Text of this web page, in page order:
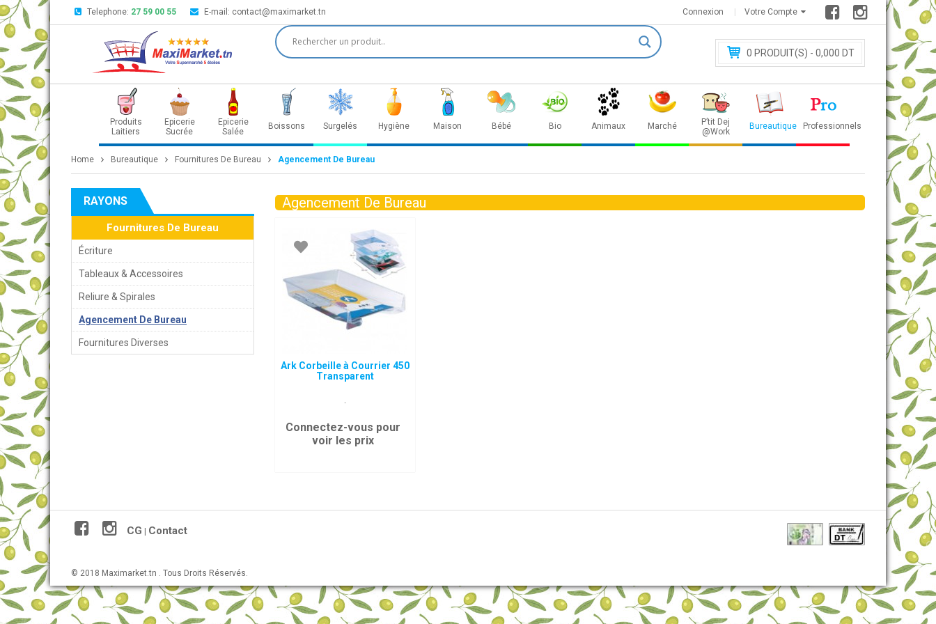
Telephone: 27 59 00 55 E-mail: contact@maximarket.tn Votre Compte
Connexion
0 PRODUIT(S) - 0,000 DT
Produits
Laitiers
Epicerie
Sucrée
Epicerie
Salée
Boissons Surgelés Hygiène Maison Bébé Bio Animaux Marché
P’tit Dej
@Work
Bureautique Professionnels
Home Bureautique Fournitures De Bureau Agencement De Bureau
RAYONS
Fournitures De Bureau
Écriture
Tableaux & Accessoires
Reliure & Spirales
Agencement De Bureau
Fournitures Diverses
Agencement De Bureau
Ark Corbeille à Courrier 450
Transparent
.
Connectez-vous pour
voir les prix
CG Contact
© 2018 Maximarket.tn . Tous Droits Réservés.